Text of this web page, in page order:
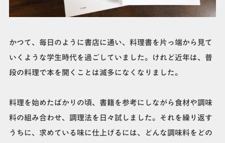
かつて、毎日のように書店に通い、料理書を片っ端から見て
いくような学生時代を過ごしていました。けれど近年は、普
段の料理で本を開くことは滅多になくなりました。
料理を始めたばかりの頃、書籍を参考にしながら食材や調味
料の組み合わせ、調理法を日々試しました。それを繰り返す
うちに、求めている味に仕上げるには、どんな調味料をどの